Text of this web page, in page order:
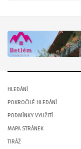
HLEDÁNÍ
POKROČILÉ HLEDÁNÍ
PODMÍNKY VYUŽITÍ
MAPA STRÁNEK
TIRÁŽ